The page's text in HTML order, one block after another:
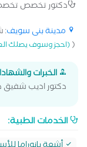
دكتور تخصص
مدينة بنى سويف:
((احجز وسوف يصلك
الخبرات
دكتور اديب شفيق
الخدمات الطبية: